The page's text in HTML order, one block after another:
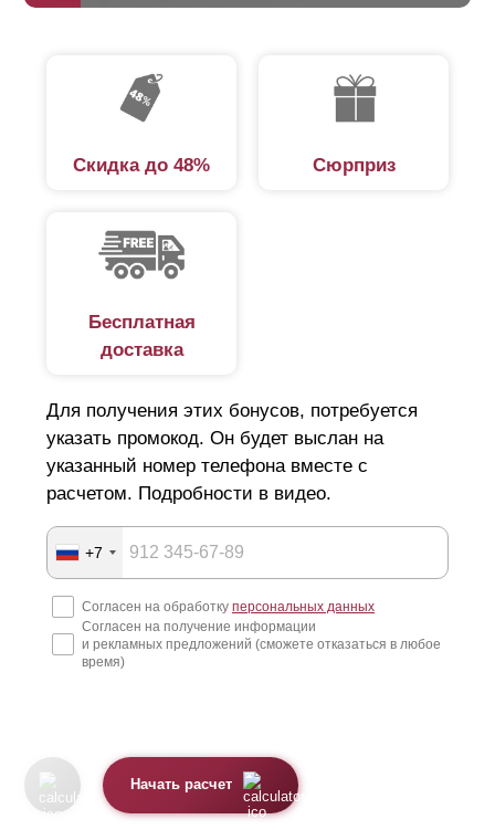
Скидка до 48% Сюрприз
Бесплатная
доставка
Для получения этих бонусов, потребуется
указать промокод. Он будет выслан на
указанный номер телефона вместе с
расчетом. Подробности в видео.
+7
Согласен на обработку персональных данных
Согласен на получение информации
и рекламных предложений (сможете отказаться в любое
время)
Начать расчет